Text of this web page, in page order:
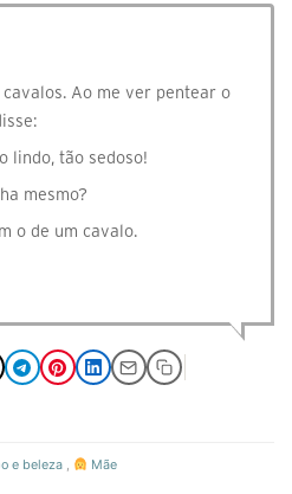
Ao me ver pentear o
lindo, tão sedoso!
mesmo?
o de um cavalo.
e beleza, Mãe